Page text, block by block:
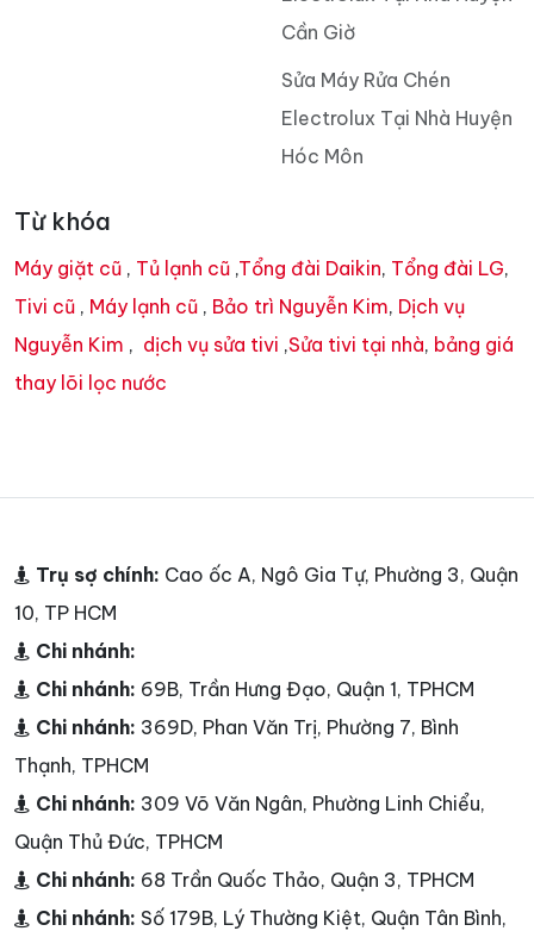
Cần Giờ
Sửa Máy Rửa Chén
Electrolux Tại Nhà Huyện
Hóc Môn
Từ khóa
Máy giặt cũ , Tủ lạnh cũ ,Tổng đài Daikin, Tổng đài LG,
Tivi cũ , Máy lạnh cũ , Bảo trì Nguyễn Kim, Dịch vụ
Nguyễn Kim , dịch vụ sửa tivi ,Sửa tivi tại nhà, bảng giá
thay lõi lọc nước
Trụ sợ chính: Cao ốc A, Ngô Gia Tự, Phường 3, Quận
10, TP HCM
Chi nhánh:
Chi nhánh: 69B, Trần Hưng Đạo, Quận 1, TPHCM
Chi nhánh: 369D, Phan Văn Trị, Phường 7, Bình
Thạnh, TPHCM
Chi nhánh: 309 Võ Văn Ngân, Phường Linh Chiểu,
Quận Thủ Đức, TPHCM
Chi nhánh: 68 Trần Quốc Thảo, Quận 3, TPHCM
Chi nhánh: Số 179B, Lý Thường Kiệt, Quận Tân Bình,